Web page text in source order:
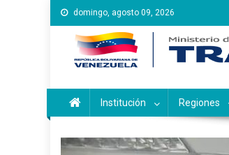
Saltar
al
contenido
domingo, agosto 09, 2026
Instituto
Inces
Institución Regiones